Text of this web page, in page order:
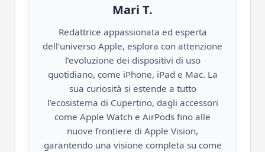
Mari T.
Redattrice appassionata ed esperta
dell’universo Apple, esplora con attenzione
l’evoluzione dei dispositivi di uso
quotidiano, come iPhone, iPad e Mac. La
sua curiosità si estende a tutto
l’ecosistema di Cupertino, dagli accessori
come Apple Watch e AirPods fino alle
nuove frontiere di Apple Vision,
garantendo una visione completa su come